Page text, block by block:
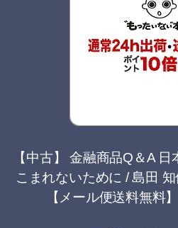
【中古】 金融商品Q＆A
こまれないために / 島田
【メール便送料無料